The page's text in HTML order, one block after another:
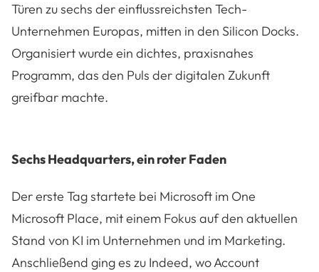
Türen zu sechs der einflussreichsten Tech-
Unternehmen Europas, mitten in den Silicon Docks.
Organisiert wurde ein dichtes, praxisnahes
Programm, das den Puls der digitalen Zukunft
greifbar machte.
Sechs Headquarters, ein roter Faden
Der erste Tag startete bei Microsoft im One
Microsoft Place, mit einem Fokus auf den aktuellen
Stand von KI im Unternehmen und im Marketing.
Anschließend ging es zu Indeed, wo Account